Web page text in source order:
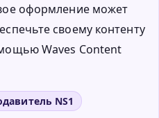
оформление может
своему контенту
Waves Content
NS1